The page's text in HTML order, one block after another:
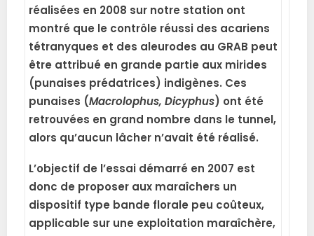
réalisées en 2008 sur notre station ont
montré que le contrôle réussi des acariens
tétranyques et des aleurodes au GRAB peut
être attribué en grande partie aux mirides
(punaises prédatrices) indigènes. Ces
punaises (Macrolophus, Dicyphus) ont été
retrouvées en grand nombre dans le tunnel,
alors qu’aucun lâcher n’avait été réalisé.
L’objectif de l’essai démarré en 2007 est
donc de proposer aux maraîchers un
dispositif type bande florale peu coûteux,
applicable sur une exploitation maraîchère,